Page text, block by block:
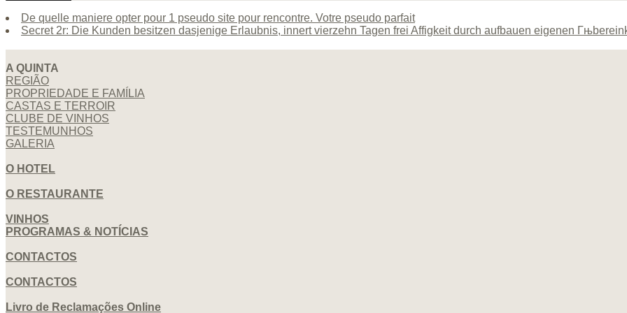
De quelle maniere opter pour 1 pseudo site pour rencontre. Votre pseudo parfait
Secret 2r: Die Kunden besitzen dasjenige Erlaubnis, innert vierzehn Tagen frei Affigkeit durch aufbauen eigenen
A QUINTA
REGIÃO
PROPRIEDADE E FAMÍLIA
CASTAS E TERROIR
CLUBE DE VINHOS
TESTEMUNHOS
GALERIA
O HOTEL
O RESTAURANTE
VINHOS
PROGRAMAS & NOTÍCIAS
CONTACTOS
CONTACTOS
Livro de Reclamações Online